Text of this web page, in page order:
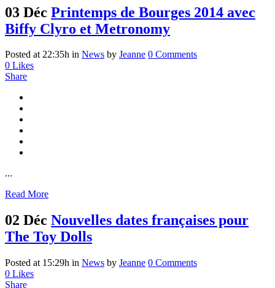
03 Déc Printemps de Bourges 2014 avec
Biffy Clyro et Metronomy
Posted at 22:35h in News by Jeanne 0 Comments
0 Likes
Share
...
Read More
02 Déc Nouvelles dates françaises pour
The Toy Dolls
Posted at 15:29h in News by Jeanne 0 Comments
0 Likes
Share